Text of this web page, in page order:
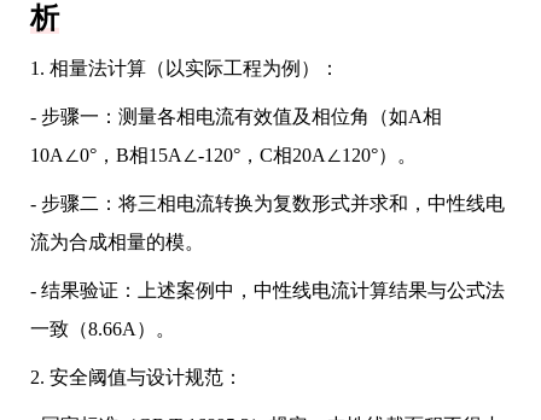
析
1. 相量法计算（以实际工程为例）：
- 步骤一：测量各相电流有效值及相位角（如A相
10A∠0°，B相15A∠-120°，C相20A∠120°）。
- 步骤二：将三相电流转换为复数形式并求和，中性线电
流为合成相量的模。
- 结果验证：上述案例中，中性线电流计算结果与公式法
一致（8.66A）。
2. 安全阈值与设计规范：